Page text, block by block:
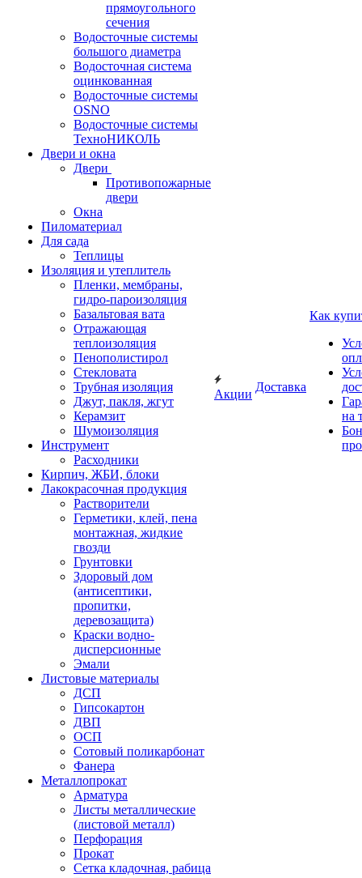
прямоугольного
сечения
Водосточные системы
большого диаметра
Водосточная система
оцинкованная
Водосточные системы
OSNO
Водосточные системы
ТехноНИКОЛЬ
Двери и окна
Двери
Противопожарные
двери
Окна
Пиломатериал
Для сада
Теплицы
Изоляция и утеплитель
Пленки, мембраны,
гидро-пароизоляция
Базальтовая вата
Отражающая
теплоизоляция
Пенополистирол
Стекловата
Трубная изоляция
Джут, пакля, жгут
Керамзит
Шумоизоляция
Инструмент
Расходники
Кирпич, ЖБИ, блоки
Лакокрасочная продукция
Растворители
Герметики, клей, пена
монтажная, жидкие
гвозди
Грунтовки
Здоровый дом
(антисептики,
пропитки,
деревозащита)
Краски водно-
дисперсионные
Эмали
Листовые материалы
ДСП
Гипсокартон
ДВП
ОСП
Сотовый поликарбонат
Фанера
Металлопрокат
Арматура
Листы металлические
(листовой металл)
Перфорация
Прокат
Сетка кладочная, рабица
Акции
Доставка
Как
на